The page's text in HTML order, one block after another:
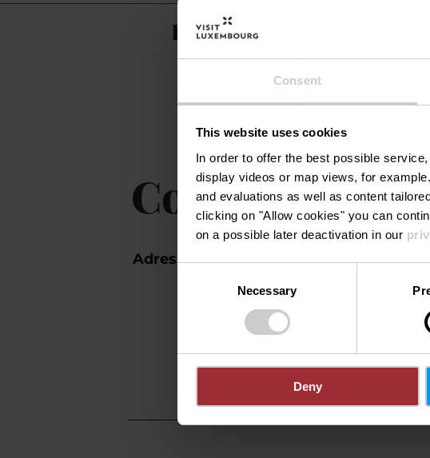
Consent
This website uses cookies
In order to offer the best possible
display videos or map views, for example.
and evaluations as well as content
clicking on "Allow cookies" you can
on a possible later deactivation in our
Necessary
Deny
Restaurant en keuken
Contact
Adres:
Hotel Le Place d'Armes -
Châteaux
18, Place d'Armes
L-1136 Luxembourg